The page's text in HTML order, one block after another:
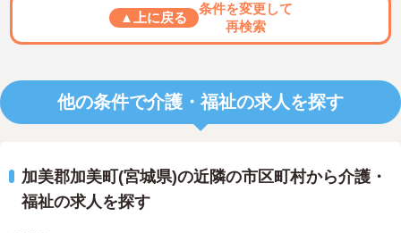
▲上に戻る
条件を変更して
再検索
他の条件で介護・福祉の求人を探す
加美郡加美町(宮城県)の近隣の市区町村から介護・
福祉の求人を探す